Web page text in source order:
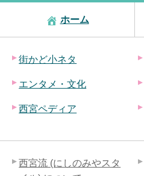
ホーム
街かど小ネタ
エンタメ・文化
西宮ペディア
西宮流 (にしのみやスタ